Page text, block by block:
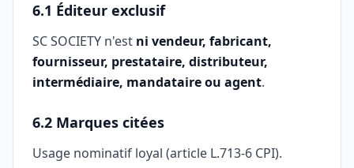
6.1 Éditeur exclusif
SC SOCIETY n'est ni vendeur, fabricant,
fournisseur, prestataire, distributeur,
intermédiaire, mandataire ou agent.
6.2 Marques citées
Usage nominatif loyal (article L.713-6 CPI).